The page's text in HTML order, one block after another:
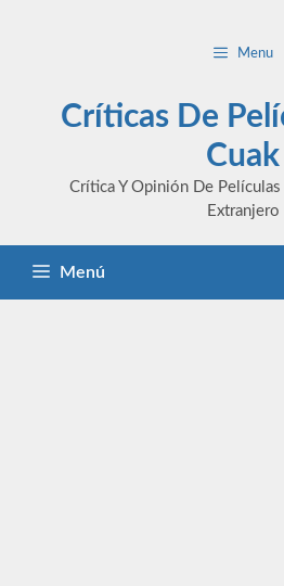
Menu
Críticas De
Cuak
Crítica Y Opinión De
Extranjero
Menú